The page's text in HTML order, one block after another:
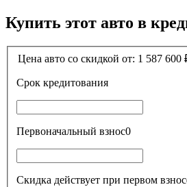
Купить этот авто в
Цена авто со скидкой от: 1 587 600
Срок кредитования
Первоначальный взнос0
Скидка действует при первом